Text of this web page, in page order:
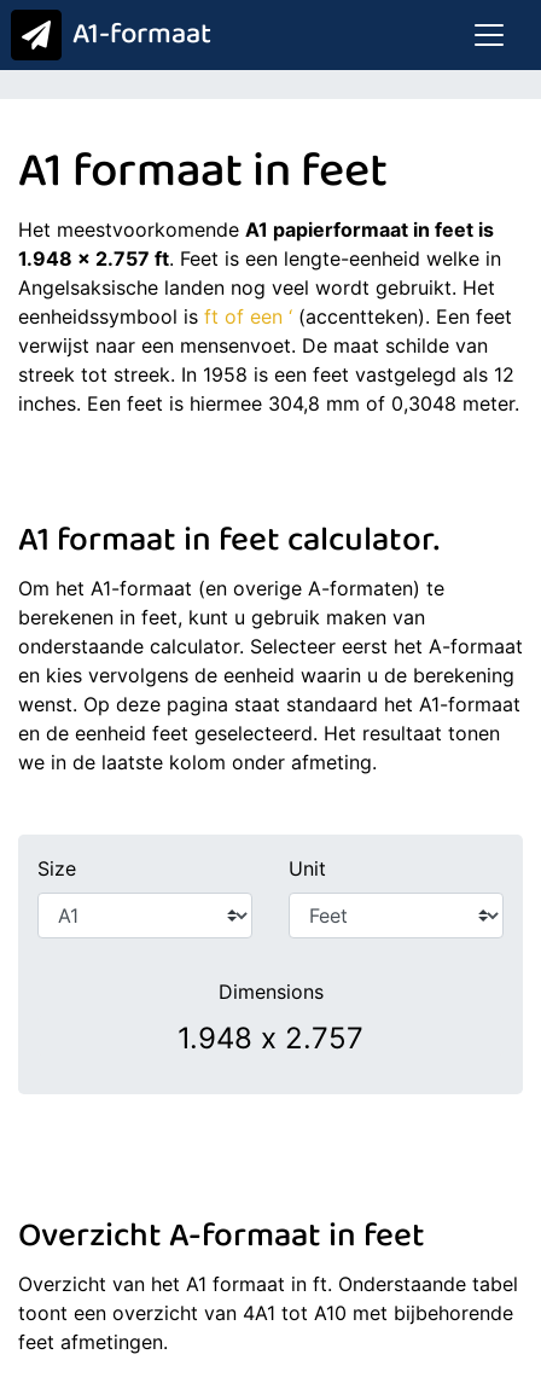
A1-formaat
A1 formaat in feet
Het meestvoorkomende A1 papierformaat in feet is
1.948 x 2.757 ft. Feet is een lengte-eenheid welke in
Angelsaksische landen nog veel wordt gebruikt. Het
eenheidssymbool is ft of een ‘ (accentteken). Een feet
verwijst naar een mensenvoet. De maat schilde van
streek tot streek. In 1958 is een feet vastgelegd als 12
inches. Een feet is hiermee 304,8 mm of 0,3048 meter.
A1 formaat in feet calculator.
Om het A1-formaat (en overige A-formaten) te
berekenen in feet, kunt u gebruik maken van
onderstaande calculator. Selecteer eerst het A-formaat
en kies vervolgens de eenheid waarin u de berekening
wenst. Op deze pagina staat standaard het A1-formaat
en de eenheid feet geselecteerd. Het resultaat tonen
we in de laatste kolom onder afmeting.
Size Unit
Dimensions
Overzicht A-formaat in feet
Overzicht van het A1 formaat in ft. Onderstaande tabel
toont een overzicht van 4A1 tot A10 met bijbehorende
feet afmetingen.